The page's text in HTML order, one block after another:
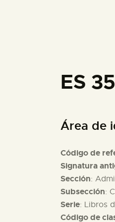
ES
Área de
Código de
Signatura
Sección:
Subsección:
Serie: Libros
Código de